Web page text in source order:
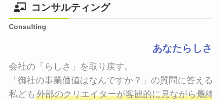
コンサルティング
Consulting
あなたらしさ
会社の「らしさ」を取り戻す。
「御社の事業価値はなんですか？」の質問に答える
私ども 外部のクリエイターが客観的に見ながら最終